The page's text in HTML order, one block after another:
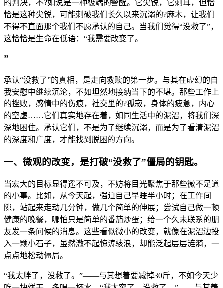
的判决，不?如说是一种极端的警醒。它尖锐，它刺耳，但恰
恰是这种尖锐，可能刺破我们长久以来沉溺的?麻木，让我们
不得不直面那个我们不愿承认的自己。当我们觉得“没救了”，
这恰恰是生命在低语：“我需要改变了。
”
承认“没救了”的真相，是走向救赎的第一步。与其在虚幻的自
我安慰中继续沉沦，不如坦然地接纳当下的不堪。那些工作上
的挫败，感情中的伤痕，社交里的?孤寂，身体的疲惫，内心
的空虚……它们真实地存在着，如同生活中的泥沼，将我们深
深地困住。承认它们，不是为了继续沉溺，而是为了看清泥沼
的深度和广度，才能找到脱困的方向。
一、微观的改变，是打破“没救了”僵局的钥匙。
当宏大的目标显得遥不可及，不妨将目光聚焦于那些微不足道
的小事。比如，从今天起，强迫自己早睡半小时；在工作间
隙，站起来走动几分钟，做几个简单的伸展；尝试自己做一顿
健康的晚餐，哪怕只是简单的番茄炒蛋；给一个久未联系的朋
友发一条问候的消息。这些看似微小的改变，就像在泥沼边投
入一颗小石子，虽然激不起惊涛骇浪，却能泛起层层涟漪，一
点点地松动僵局。
“我太胖了，没救了。”——与其想着要减掉30斤，不如今天少